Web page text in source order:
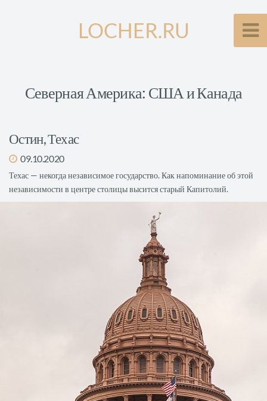
LOCHER.RU
Северная Америка: США и Канада
Остин, Техас
09.10.2020
Техас — некогда независимое государство. Как напоминание об этой
независимости в центре столицы высится старый Капитолий.